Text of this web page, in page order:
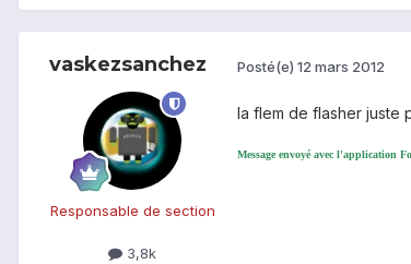
vaskezsanchez
Responsable de section
3,8k
Posté(e) 12 mars 2012
la flem de flasher juste
Message envoyé avec l'application